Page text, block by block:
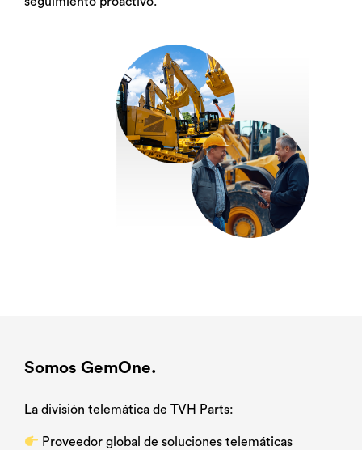
Somos GemOne.
La división telemática de TVH Parts:
Proveedor global de soluciones telemáticas